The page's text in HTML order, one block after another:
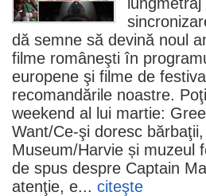
dă semne să devină noul
filme româneşti în
europene şi filme de
recomandările noastre.
weekend al lui martie:
Want/Ce-şi doresc bărbaţii,
Museum/Harvie și muzeul
de spus despre Captain
atenţie, e... citeşte